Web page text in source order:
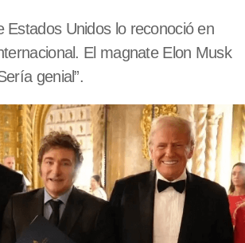
Estados Unidos lo reconoció en
El magnate Elon Musk
genial”.